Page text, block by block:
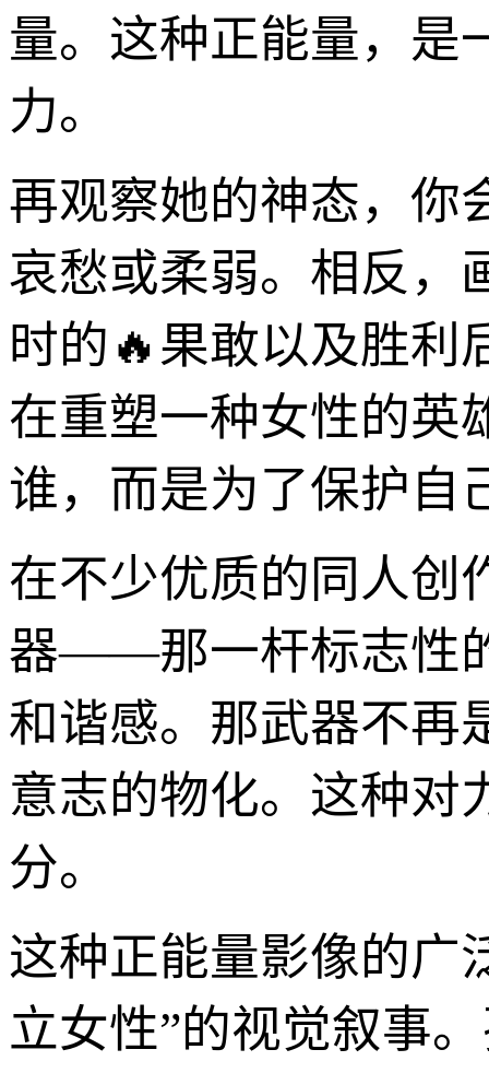
量。这种正能量，是
力。
再观察她的神态，你
哀愁或柔弱。相反，
时的🔥果敢以及胜利
在重塑一种女性的英
谁，而是为了保护自
在不少优质的同人创
器——那一杆标志性
和谐感。那武器不再
意志的物化。这种对
分。
这种正能量影像的广
立女性”的视觉叙事